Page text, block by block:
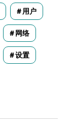
用户
网络
设置